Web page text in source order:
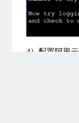
4）配置阿里